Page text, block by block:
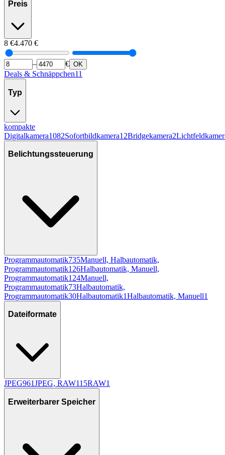
Preis
8 €4.470 €
– € OK
Deals & Schnäppchen11
Typ
kompakte
Digitalkamera1082Sofortbildkamera12Bridgekamera2
Belichtungssteuerung
Programmautomatik735Manuell, Halbautomatik,
Programmautomatik126Halbautomatik, Manuell,
Programmautomatik124Manuell,
Programmautomatik73Halbautomatik,
Programmautomatik30Halbautomatik1Halbautomatik, Manuell1
Dateiformate
JPEG961JPEG, RAW115RAW1
Erweiterbarer Speicher